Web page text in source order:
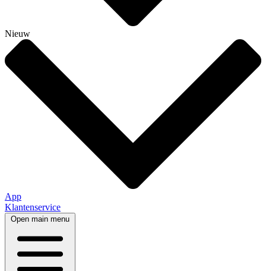
Nieuw
App
Klantenservice
Open main menu